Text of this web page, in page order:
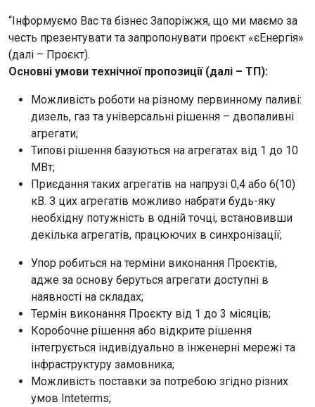
“Інформуємо Вас та бізнес Запоріжжя, що ми маємо за
честь презентувати та запропонувати проєкт «єЕнергія»
(далі – Проєкт).
Основні умови технічної пропозиції (далі – ТП):
Можливість роботи на різному первинному паливі:
дизель, газ та універсальні рішення – двопаливні
агрегати;
Типові рішення базуються на агрегатах від 1 до 10
МВт;
Приєдання таких агрегатів на напрузі 0,4 або 6(10)
кВ. З цих агрегатів можливо набрати будь-яку
необхідну потужність в одній точці, встановивши
декілька агрегатів, працюючих в синхронізації;
Упор робиться на терміни виконання Проєктів,
адже за основу беруться агрегати доступні в
наявності на складах;
Термін виконання Проєкту від 1 до 3 місяців;
Коробочне рішення або відкрите рішення
інтегрується індивідуально в інженерні мережі та
інфраструктуру замовника;
Можливість поставки за потребою згідно різних
умов Inteterms;